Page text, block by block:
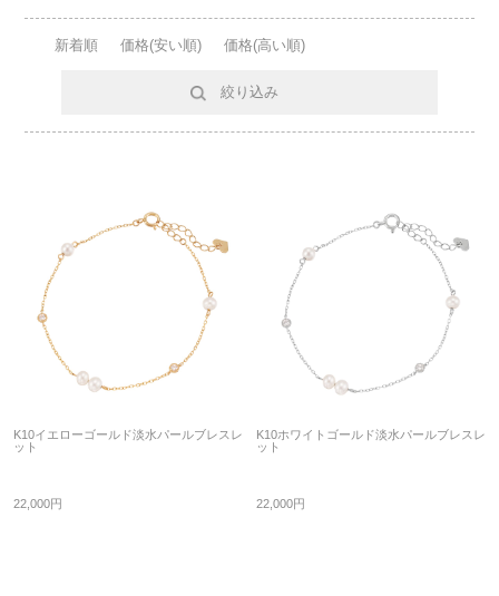
新着順 価格(安い順) 価格(高い順)
絞り込み
K10イエローゴールド淡水パールブレスレ
ット
22,000円
K10ホワイトゴールド淡水パールブレスレ
ット
22,000円